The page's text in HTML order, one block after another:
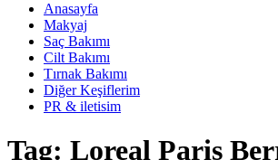
Anasayfa
Makyaj
Saç Bakımı
Cilt Bakımı
Tırnak Bakımı
Diğer Keşiflerim
PR & iletisim
Tag: Loreal Paris